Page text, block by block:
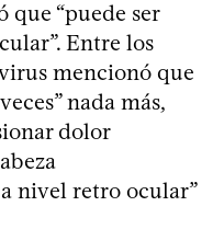
que “puede ser
Entre los
mencionó que
nada más,
dolor
nivel retro ocular”